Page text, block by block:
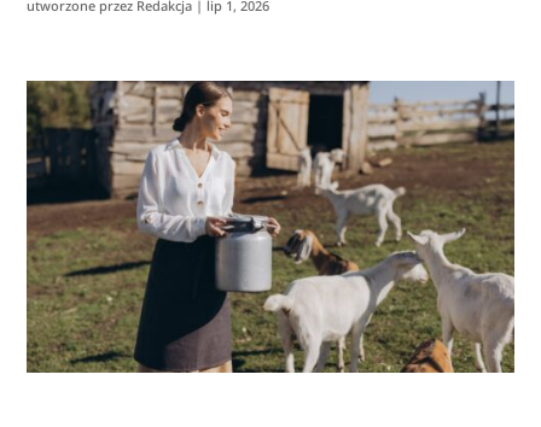
utworzone przez Redakcja | lip 1, 2026